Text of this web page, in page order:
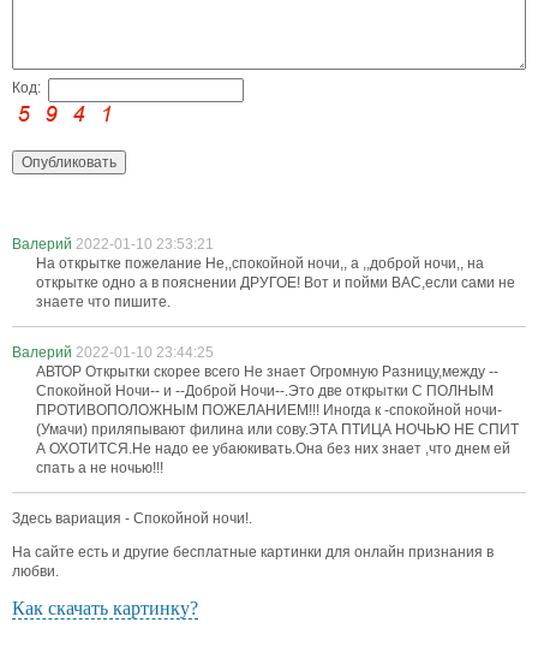
Код:
Валерий 2022-01-10 23:53:21
На открытке пожелание Не,,спокойной ночи,, а ,,доброй ночи,, на
открытке одно а в пояснении ДРУГОЕ! Вот и пойми ВАС,если сами не
знаете что пишите.
Валерий 2022-01-10 23:44:25
АВТОР Открытки скорее всего Не знает Огромную Разницу,между --
Спокойной Ночи-- и --Доброй Ночи--.Это две открытки С ПОЛНЫМ
ПРОТИВОПОЛОЖНЫМ ПОЖЕЛАНИЕМ!!! Иногда к -спокойной ночи-
(Умачи) приляпывают филина или сову.ЭТА ПТИЦА НОЧЬЮ НЕ СПИТ
А ОХОТИТСЯ.Не надо ее убаюкивать.Она без них знает ,что днем ей
спать а не ночью!!!
Здесь вариация - Спокойной ночи!.
На сайте есть и другие бесплатные картинки для онлайн признания в
любви.
Как скачать картинку?